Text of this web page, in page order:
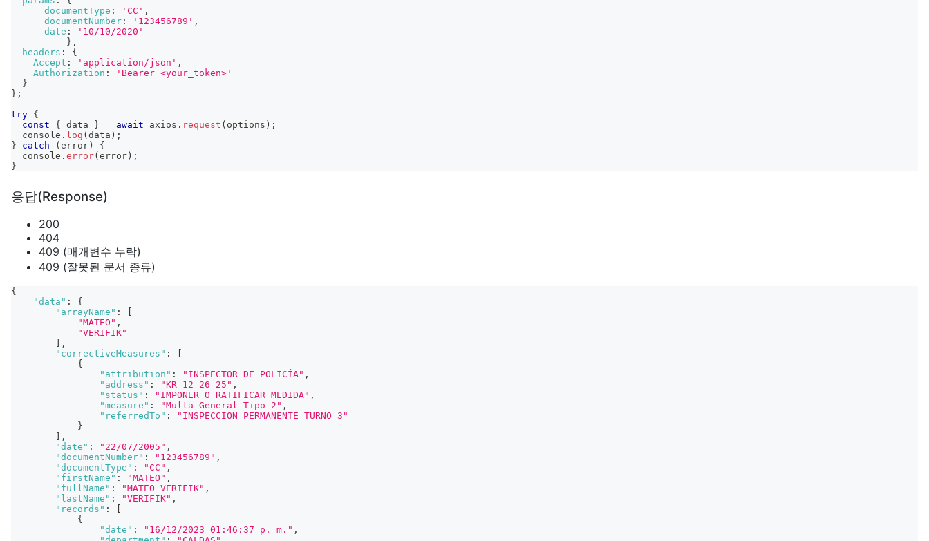
documentType : 'CC' ,
documentNumber : '123456789' ,
date :
'10/10/2020'
} ,
headers :
{
Accept : 'application/json' ,
Authorization :
'Bearer <your_token>'
}
} ;
try {
const
{ data } = await axios . request ( options ) ;
console . log ( data ) ;
}
catch ( error )
{
console . error( error ) ;
}
응답(Response)
200
404
409 (매개변수 누락)
409 (잘못된 문서 종류)
{
"data" :
{
"arrayName" :
"MATEO" ,
"VERIFIK"
,
"correctiveMeasures" :
{
"attribution" : "INSPECTOR DE POLICÍA" ,
"address" : "KR 12 26 25" ,
"status" : "IMPONER O RATIFICAR MEDIDA" ,
"measure" : "Multa General Tipo 2" ,
"referredTo" :
"INSPECCION PERMANENTE TURNO 3"
}
,
"date" : "22/07/2005" ,
"documentNumber" : "123456789" ,
"documentType" : "CC" ,
"firstName" : "MATEO" ,
"fullName" : "MATEO VERIFIK" ,
"lastName" : "VERIFIK" ,
"records" :
{
"date" : "16/12/2023 01:46:37 p. m." ,